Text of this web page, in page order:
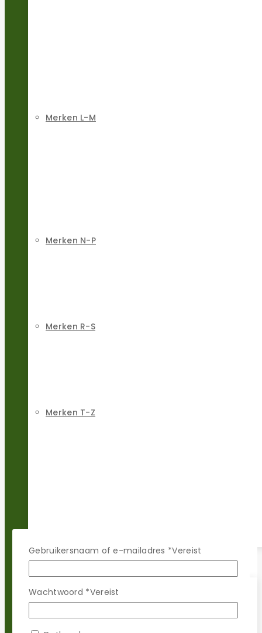
Merken L-M
Merken N-P
Merken R-S
Merken T-Z
Reparatie sets
Populaire merken
Gebruikersnaam of e-mailadres *Vereist
Wachtwoord *Vereist